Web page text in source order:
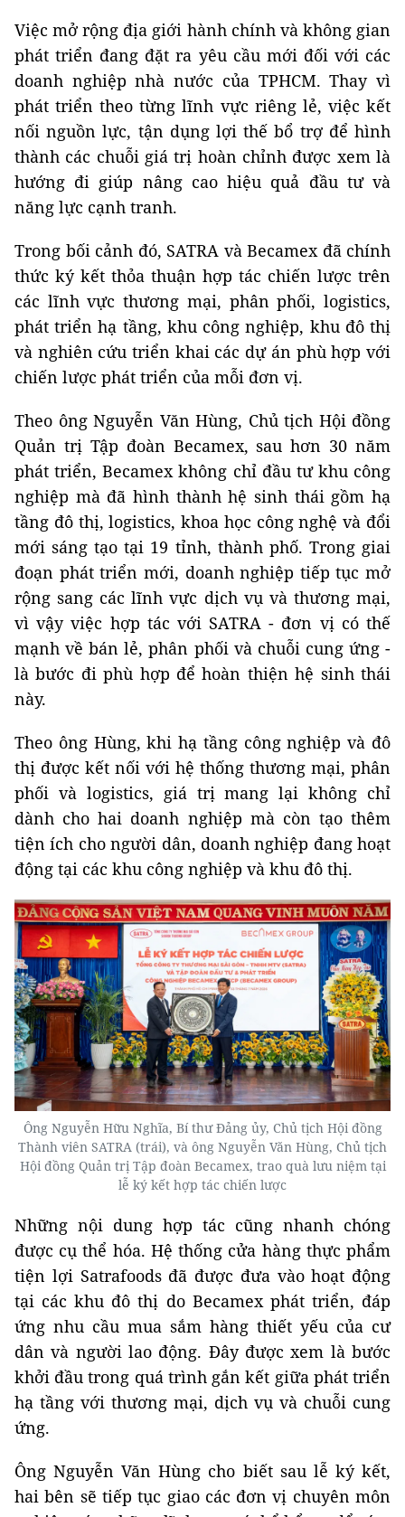
Việc mở rộng địa giới hành chính và không gian
phát triển đang đặt ra yêu cầu mới đối với các
doanh nghiệp nhà nước của TPHCM. Thay vì
phát triển theo từng lĩnh vực riêng lẻ, việc kết
nối nguồn lực, tận dụng lợi thế bổ trợ để hình
thành các chuỗi giá trị hoàn chỉnh được xem là
hướng đi giúp nâng cao hiệu quả đầu tư và
năng lực cạnh tranh.
Trong bối cảnh đó, SATRA và Becamex đã chính
thức ký kết thỏa thuận hợp tác chiến lược trên
các lĩnh vực thương mại, phân phối, logistics,
phát triển hạ tầng, khu công nghiệp, khu đô thị
và nghiên cứu triển khai các dự án phù hợp với
chiến lược phát triển của mỗi đơn vị.
Theo ông Nguyễn Văn Hùng, Chủ tịch Hội đồng
Quản trị Tập đoàn Becamex, sau hơn 30 năm
phát triển, Becamex không chỉ đầu tư khu công
nghiệp mà đã hình thành hệ sinh thái gồm hạ
tầng đô thị, logistics, khoa học công nghệ và đổi
mới sáng tạo tại 19 tỉnh, thành phố. Trong giai
đoạn phát triển mới, doanh nghiệp tiếp tục mở
rộng sang các lĩnh vực dịch vụ và thương mại,
vì vậy việc hợp tác với SATRA - đơn vị có thế
mạnh về bán lẻ, phân phối và chuỗi cung ứng -
là bước đi phù hợp để hoàn thiện hệ sinh thái
này.
Theo ông Hùng, khi hạ tầng công nghiệp và đô
thị được kết nối với hệ thống thương mại, phân
phối và logistics, giá trị mang lại không chỉ
dành cho hai doanh nghiệp mà còn tạo thêm
tiện ích cho người dân, doanh nghiệp đang hoạt
động tại các khu công nghiệp và khu đô thị.
Ông Nguyễn Hữu Nghĩa, Bí thư Đảng ủy, Chủ tịch Hội đồng
Thành viên SATRA (trái), và ông Nguyễn Văn Hùng, Chủ tịch
Hội đồng Quản trị Tập đoàn Becamex, trao quà lưu niệm tại
lễ ký kết hợp tác chiến lược
Những nội dung hợp tác cũng nhanh chóng
được cụ thể hóa. Hệ thống cửa hàng thực phẩm
tiện lợi Satrafoods đã được đưa vào hoạt động
tại các khu đô thị do Becamex phát triển, đáp
ứng nhu cầu mua sắm hàng thiết yếu của cư
dân và người lao động. Đây được xem là bước
khởi đầu trong quá trình gắn kết giữa phát triển
hạ tầng với thương mại, dịch vụ và chuỗi cung
ứng.
Ông Nguyễn Văn Hùng cho biết sau lễ ký kết,
hai bên sẽ tiếp tục giao các đơn vị chuyên môn